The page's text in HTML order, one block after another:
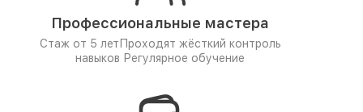
Профессиональные мастера
Стаж от 5 лет Проходят жёсткий контроль
навыков Регулярное обучение